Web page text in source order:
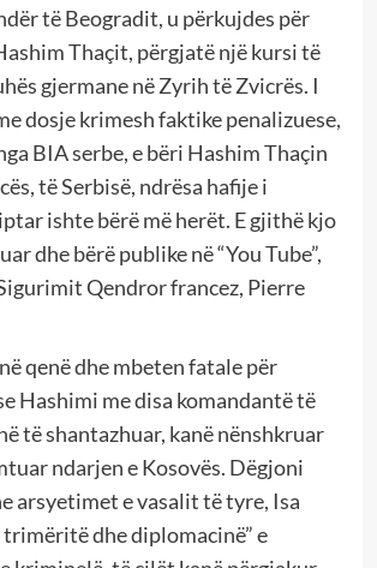
të Beogradit, u përkujdes për
Thaçit, përgjatë një kursi të
gjermane në Zyrih të Zvicrës. I
dosje krimesh faktike penalizuese,
BIA serbe, e bëri Hashim Thaçin
të Serbisë, ndrësa hafije i
ishte bërë më herët. E gjithë kjo
dhe bërë publike në “You Tube”,
Qendror francez, Pierre
qenë dhe mbeten fatale për
Hashimi me disa komandantë të
të shantazhuar, kanë nënshkruar
ndarjen e Kosovës. Dëgjoni
arsyetimet e vasalit të tyre, Isa
dhe diplomacinë” e